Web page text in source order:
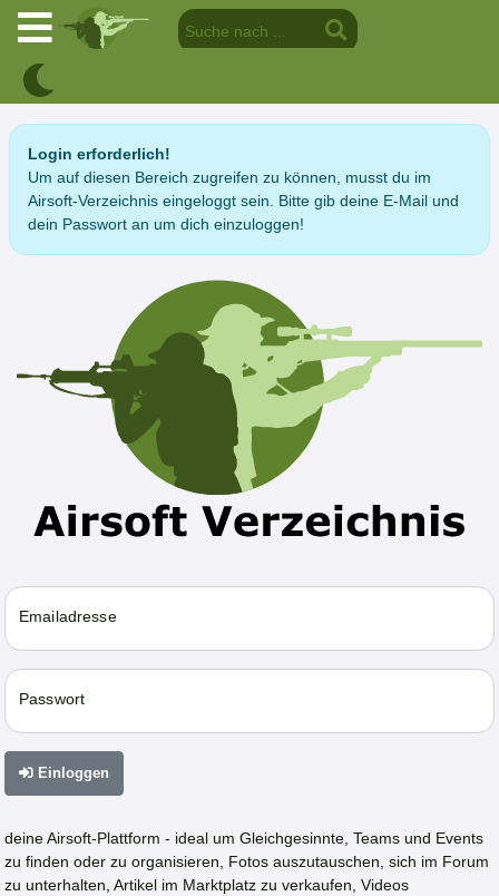
Login erforderlich!
Um auf diesen Bereich zugreifen zu können, musst du im
Airsoft-Verzeichnis eingeloggt sein. Bitte gib deine E-Mail und
dein Passwort an um dich einzuloggen!
Emailadresse
Passwort
Einloggen
deine Airsoft-Plattform - ideal um Gleichgesinnte, Teams und Events
zu finden oder zu organisieren, Fotos auszutauschen, sich im Forum
zu unterhalten, Artikel im Marktplatz zu verkaufen, Videos